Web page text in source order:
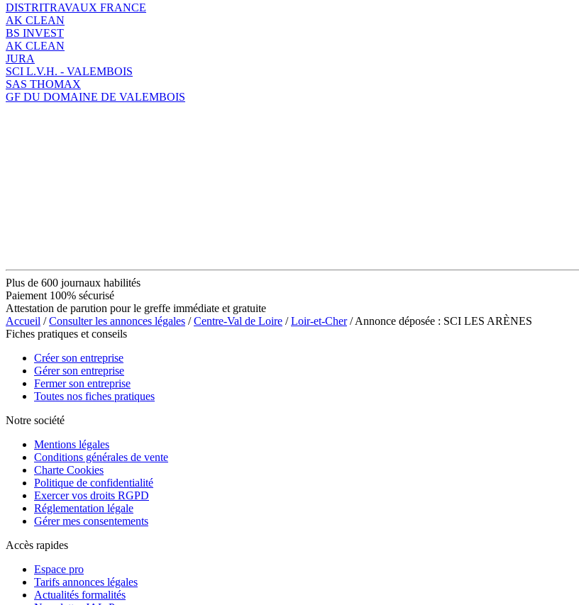
DISTRITRAVAUX FRANCE
AK CLEAN
BS INVEST
AK CLEAN
JURA
SCI L.V.H. - VALEMBOIS
SAS THOMAX
GF DU DOMAINE DE VALEMBOIS
Plus de 600 journaux habilités
Paiement 100% sécurisé
Attestation de parution pour le greffe immédiate et gratuite
Accueil /Consulter les annonces légales /Centre-Val de Loire /Loir-et-Cher/ Annonce déposée : SCI LES ARÈNES
Fiches pratiques et conseils
Créer son entreprise
Gérer son entreprise
Fermer son entreprise
Toutes nos fiches pratiques
Notre société
Mentions légales
Conditions générales de vente
Charte Cookies
Politique de confidentialité
Exercer vos droits RGPD
Réglementation légale
Gérer mes consentements
Accès rapides
Espace pro
Tarifs annonces légales
Actualités formalités